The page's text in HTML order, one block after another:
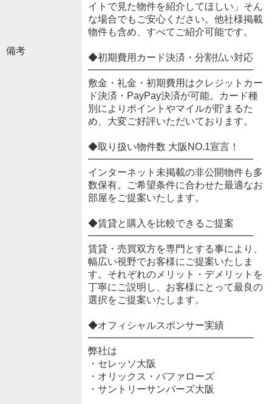
備考
イトで見た物件を紹介してほしい」そん
な場合でもご安心ください。他社様掲載
物件も含め、すべてご紹介可能です。
◆初期費用カード決済・分割払い対応
━━━━━━━━━━━━━━━━━
敷金・礼金・初期費用はクレジットカー
ド決済・PayPay決済が可能。カード種
別によりポイントやマイルが貯まるた
め、大変ご好評いただいております。
◆取り扱い物件数 大阪NO.1宣言！
━━━━━━━━━━━━━━━━━
インターネット未掲載の非公開物件も多
数保有。ご希望条件に合わせた最適なお
部屋をご提案いたします。
◆賃貸と購入を比較できるご提案
━━━━━━━━━━━━━━━━━
賃貸・売買双方を専門とする事により、
幅広い視野でお客様にご提案いたしま
す。それぞれのメリット・デメリットを
丁寧にご説明し、お客様にとって最良の
選択をご提案いたします。
◆オフィシャルスポンサー実績
━━━━━━━━━━━━━━━━━
弊社は
・セレッソ大阪
・オリックス・バファローズ
・サントリーサンバーズ大阪